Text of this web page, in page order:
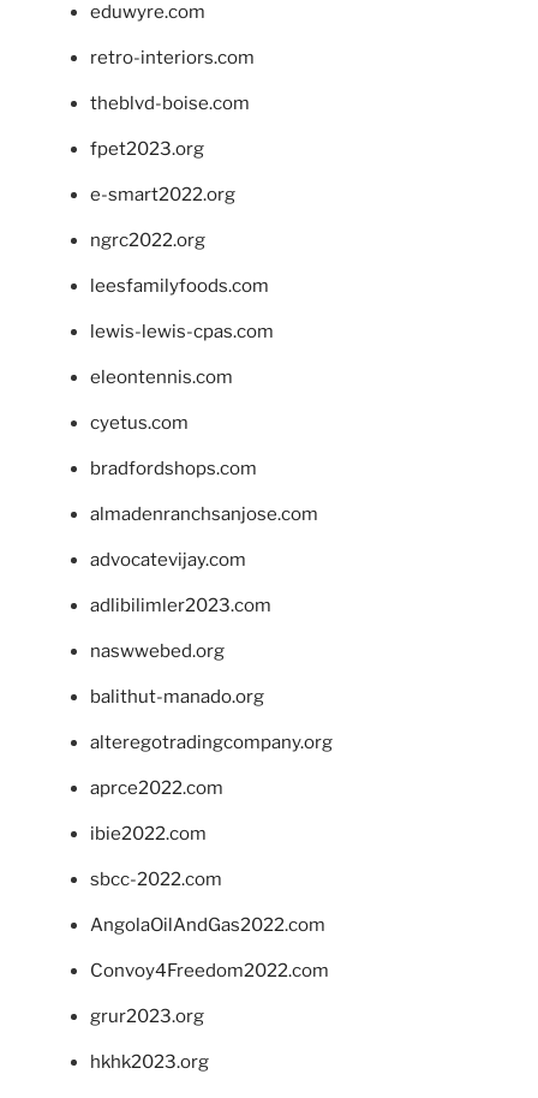
eduwyre.com
retro-interiors.com
theblvd-boise.com
fpet2023.org
e-smart2022.org
ngrc2022.org
leesfamilyfoods.com
lewis-lewis-cpas.com
eleontennis.com
cyetus.com
bradfordshops.com
almadenranchsanjose.com
advocatevijay.com
adlibilimler2023.com
naswwebed.org
balithut-manado.org
alteregotradingcompany.org
aprce2022.com
ibie2022.com
sbcc-2022.com
AngolaOilAndGas2022.com
Convoy4Freedom2022.com
grur2023.org
hkhk2023.org